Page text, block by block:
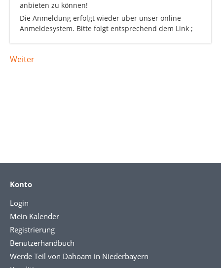
anbieten zu können!
Die Anmeldung erfolgt wieder über unser online
Anmeldesystem. Bitte folgt entsprechend dem Link ;
Weiter
Konto
Login
Mein Kalender
Registrierung
Benutzerhandbuch
Werde Teil von Dahoam in Niederbayern